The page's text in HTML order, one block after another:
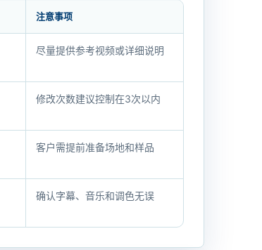
注意事项
尽量提供参考视频或详细说明
修改次数建议控制在3次以内
客户需提前准备场地和样品
确认字幕、音乐和调色无误